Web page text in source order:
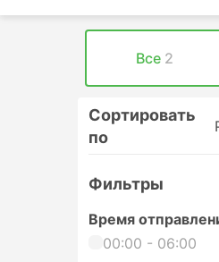
Все 2
Сортировать
по
Фильтры
Время
00:00 - 06:00